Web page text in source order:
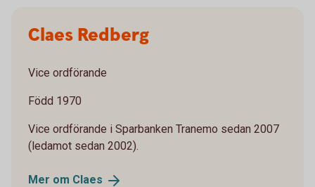
Claes Redberg
Vice ordförande
Född 1970
Vice ordförande i Sparbanken Tranemo sedan 2007
(ledamot sedan 2002).
Mer om Claes